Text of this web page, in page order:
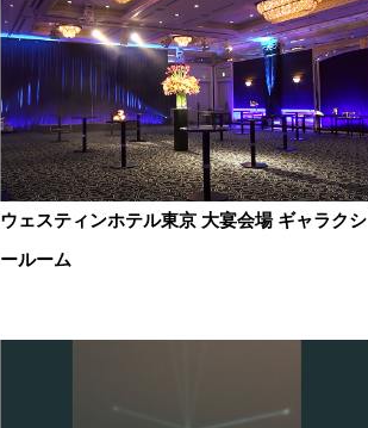
ウェスティンホテル東京 大宴会場 ギャラクシ
ールーム